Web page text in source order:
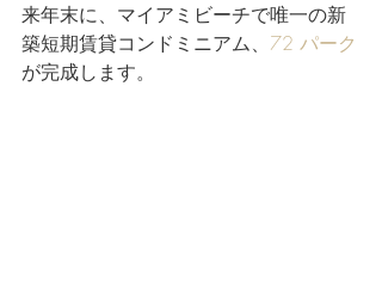
来年末に、マイアミビーチで唯一の新
築短期賃貸コンドミニアム、 72 パーク
が完成します。